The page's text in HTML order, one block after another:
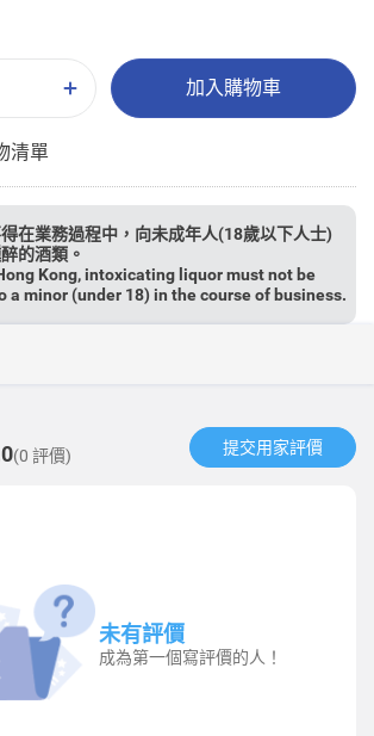
加入購物車
清單
在業務過程中，向未成年人(18歲以下人士)
的酒類。
Kong, intoxicating liquor must not be
a minor (under 18) in the course of business.
(0 評價) 提交用家評價​
未有評價
成為第一個寫評價的人！